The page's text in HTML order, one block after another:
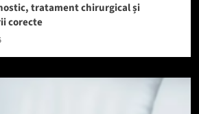
tratament chirurgical și
corecte